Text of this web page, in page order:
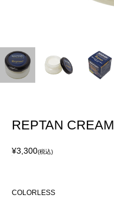
REPTAN CREAM
¥3,300(税込)
COLORLESS